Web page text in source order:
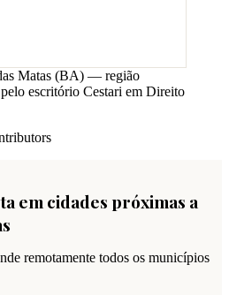
Matas (BA) — região
escritório Cestari em Direito
em cidades próximas a
remotamente todos os municípios